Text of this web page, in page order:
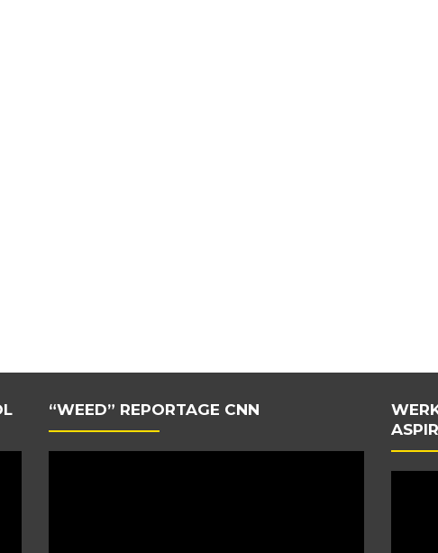
“WEED” REPORTAGE CNN